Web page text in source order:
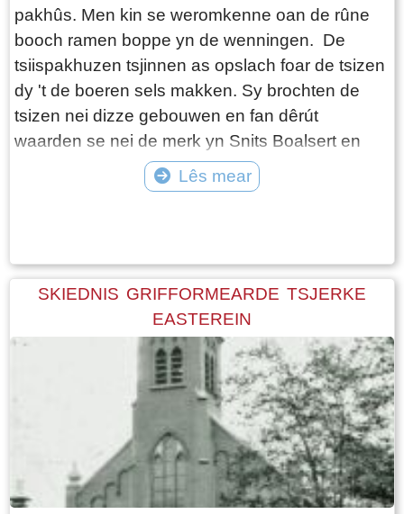
pakhûs. Men kin se weromkenne oan de rûne
booch ramen boppe yn de wenningen. De
tsiispakhuzen tsjinnen as opslach foar de tsizen
dy 't de boeren sels makken. Sy brochten de
tsizen nei dizze gebouwen en fan dêrút
waarden se nei de merk yn Snits Boalsert en
Ljouwert brocht. De pakhuzen stiene allegearre
oan it wetter, it ferfier gie yn dy tiid fia it wetter.
dit tiidrek.
Lês mear
SKIEDNIS GRIFFORMEARDE TSJERKE
EASTEREIN